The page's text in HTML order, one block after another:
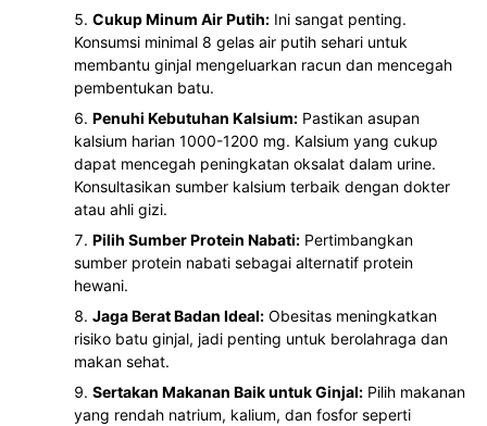
Cukup Minum Air Putih: Ini sangat penting.
Konsumsi minimal 8 gelas air putih sehari untuk
membantu ginjal mengeluarkan racun dan mencegah
pembentukan batu.
Penuhi Kebutuhan Kalsium: Pastikan asupan
kalsium harian 1000-1200 mg. Kalsium yang cukup
dapat mencegah peningkatan oksalat dalam urine.
Konsultasikan sumber kalsium terbaik dengan dokter
atau ahli gizi.
Pilih Sumber Protein Nabati: Pertimbangkan
sumber protein nabati sebagai alternatif protein
hewani.
Jaga Berat Badan Ideal: Obesitas meningkatkan
risiko batu ginjal, jadi penting untuk berolahraga dan
makan sehat.
Sertakan Makanan Baik untuk Ginjal: Pilih makanan
yang rendah natrium, kalium, dan fosfor seperti